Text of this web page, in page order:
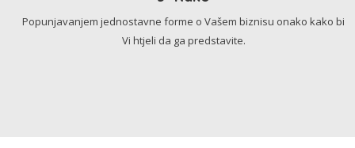
Popunjavanjem jednostavne forme o Vašem biznisu onako kako bi
Vi htjeli da ga predstavite.